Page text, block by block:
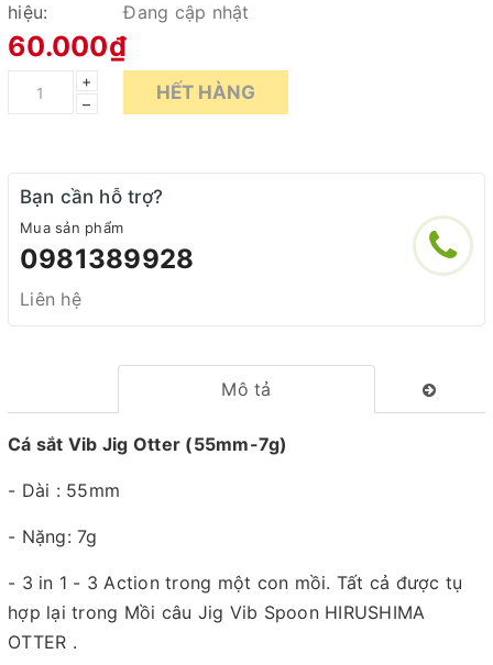
hiệu:
Đang cập nhật
60.000₫
+
–
HẾT HÀNG
Bạn cần hỗ trợ?
Mua sản phẩm
0981389928
Liên hệ
Mô tả
Cá sắt Vib Jig Otter (55mm-7g)
- Dài : 55mm
- Nặng: 7g
- 3 in 1 - 3 Action trong một con mồi. Tất cả được tụ
hợp lại trong Mồi câu Jig Vib Spoon HIRUSHIMA
OTTER .